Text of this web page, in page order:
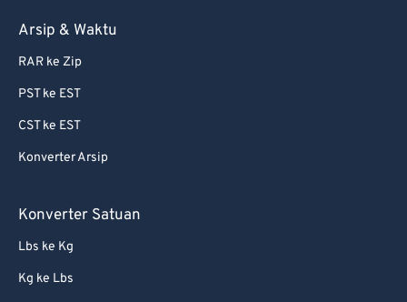
Arsip & Waktu
RAR ke Zip
PST ke EST
CST ke EST
Konverter Arsip
Konverter Satuan
Lbs ke Kg
Kg ke Lbs